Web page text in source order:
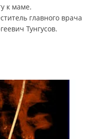
к маме.
главного врача
Тунгусов.